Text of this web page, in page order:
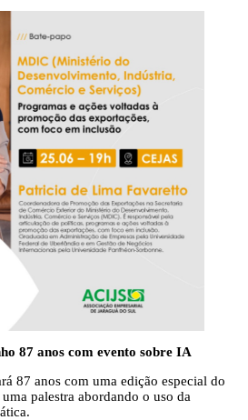
87 anos com evento sobre IA
87 anos com uma edição especial do
palestra abordando o uso da